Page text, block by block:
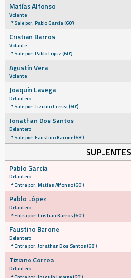
Matías Alfonso
Volante
Sale por: Pablo García (60')
Cristian Barros
Volante
Sale por: Pablo López (60')
Agustín Vera
Volante
Joaquín Lavega
Delantero
Sale por: Tiziano Correa (60')
Jonathan Dos Santos
Delantero
Sale por: Faustino Barone (68')
SUPLENTES
Pablo García
Delantero
Entra por: Matías Alfonso (60')
Pablo López
Delantero
Entra por: Cristian Barros (60')
Faustino Barone
Delantero
Entra por: Jonathan Dos Santos (68')
Tiziano Correa
Delantero